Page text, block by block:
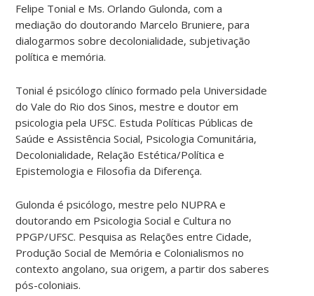
Felipe Tonial e Ms. Orlando Gulonda, com a
mediação do doutorando Marcelo Bruniere, para
dialogarmos sobre decolonialidade, subjetivação
política e memória.
Tonial é psicólogo clínico formado pela Universidade
do Vale do Rio dos Sinos, mestre e doutor em
psicologia pela UFSC. Estuda Políticas Públicas de
Saúde e Assistência Social, Psicologia Comunitária,
Decolonialidade, Relação Estética/Política e
Epistemologia e Filosofia da Diferença.
Gulonda é psicólogo, mestre pelo NUPRA e
doutorando em Psicologia Social e Cultura no
PPGP/UFSC. Pesquisa as Relações entre Cidade,
Produção Social de Memória e Colonialismos no
contexto angolano, sua origem, a partir dos saberes
pós-coloniais.